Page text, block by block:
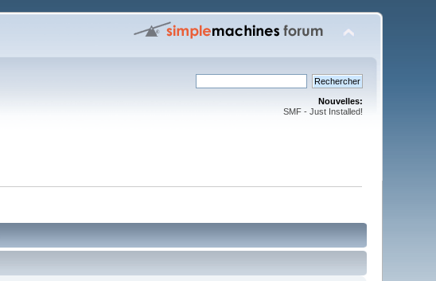
Nouvelles:
SMF - Just Installed!